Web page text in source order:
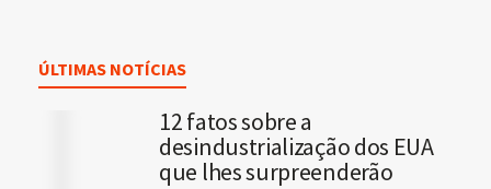
ÚLTIMAS NOTÍCIAS
12 fatos sobre a
desindustrialização dos EUA
que lhes surpreenderão